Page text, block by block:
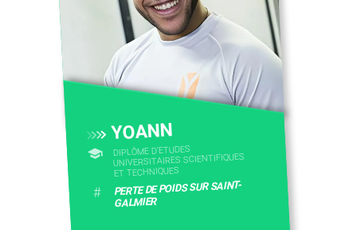
YOANN
DIPLÔME D'ETUDES
UNIVERSITAIRES SCIENTIFIQUES
ET TECHNIQUES
# PERTE DE POIDS SUR SAINT-
GALMIER